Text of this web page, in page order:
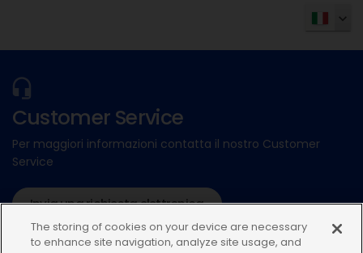
Customer Service
Per maggiori informazioni contatta il nostro Customer
Service
Invia una richiesta elettronica
011 3157437
The storing of cookies on your device are necessary
to enhance site navigation, analyze site usage, and